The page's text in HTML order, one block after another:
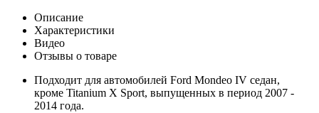
Описание
Характеристики
Видео
Отзывы о товаре
Подходит для автомобилей Ford Mondeo IV седан,
кроме Titanium X Sport, выпущенных в период 2007 -
2014 года.